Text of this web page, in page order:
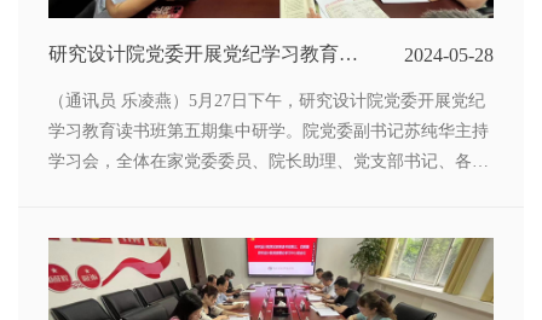
研究设计院党委开展党纪学习教育读
2024-05-28
（通讯员 乐凌燕）5月27日下午，研究设计院党委开展党纪
学习教育读书班第五期集中研学。院党委副书记苏纯华主持
学习会，全体在家党委委员、院长助理、党支部书记、各部